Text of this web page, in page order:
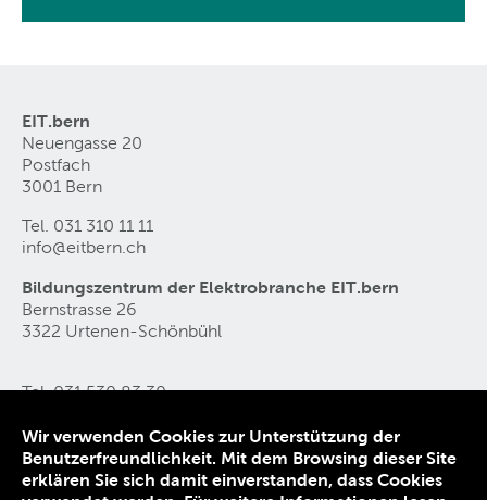
EIT.bern
Neuengasse 20
Postfach
3001 Bern
Tel. 031 310 11 11
info@eitbern ch
Bildungszentrum der Elektrobranche EIT.bern
Bernstrasse 26
3322 Urtenen-Schönbühl
Tel. 031 530 83 30
Kontakt
Datenschutz
Wir verwenden Cookies zur Unterstützung der
Benutzerfreundlichkeit. Mit dem Browsing dieser Site
erklären Sie sich damit einverstanden, dass Cookies